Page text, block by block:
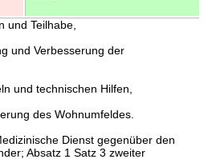
und Teilhabe,
und Verbesserung der
und technischen Hilfen,
des Wohnumfeldes.
Dienst gegenüber den
Absatz 1 Satz 3 zweiter